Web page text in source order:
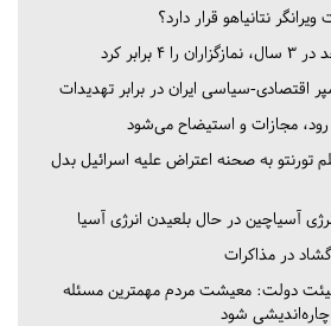
نتانیاهو قرار دارد؟
کرد
اقتصادی-سیاسی ایران در برابر تهدیدات
رود، مجازات و استیضاح می‌شود
تورنتو به صحنه اعتراض علیه اسرائیل بدل
آسیاچین در حال بلعیدن انرژی آسیا
در مذاکرات
هیئت دولت: معیشت مردم مهمترین مسئله
چاره‌اندیشی شود